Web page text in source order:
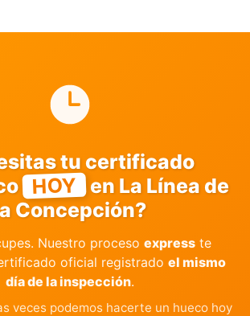
tu certificado
HOY en La Línea de
Concepción?
Nuestro proceso express te
oficial registrado el mismo
día de la inspección.
veces podemos hacerte un hueco hoy